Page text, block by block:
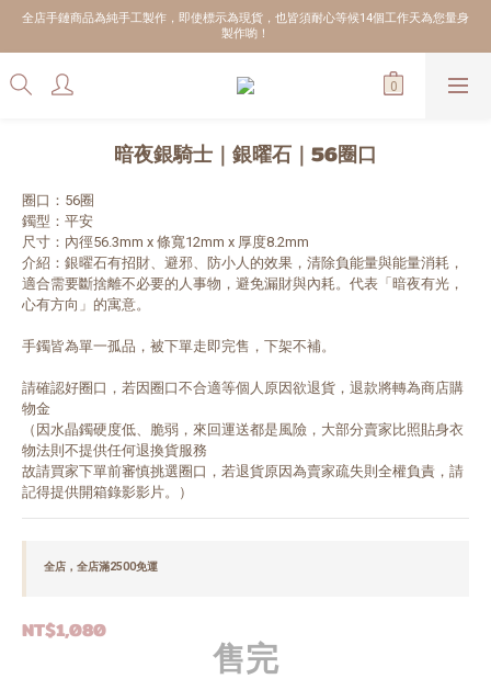
全店手鏈商品為純手工製作，即使標示為現貨，也皆須耐心等候14個工作天為您量身
製作喲！
暗夜銀騎士｜銀曜石｜56圈口
圈口：56圈
鐲型：平安
尺寸：內徑56.3mm x 條寬12mm x 厚度8.2mm
介紹：銀曜石有招財、避邪、防小人的效果，清除負能量與能量消耗，
適合需要斷捨離不必要的人事物，避免漏財與內耗。代表「暗夜有光，
心有方向」的寓意。
手鐲皆為單一孤品，被下單走即完售，下架不補。
請確認好圈口，若因圈口不合適等個人原因欲退貨，退款將轉為商店購
物金
（因水晶鐲硬度低、脆弱，來回運送都是風險，大部分賣家比照貼身衣
物法則不提供任何退換貨服務
故請買家下單前審慎挑選圈口，若退貨原因為賣家疏失則全權負責，請
記得提供開箱錄影影片。）
全店，全店滿2500免運
NT$1,080
售完